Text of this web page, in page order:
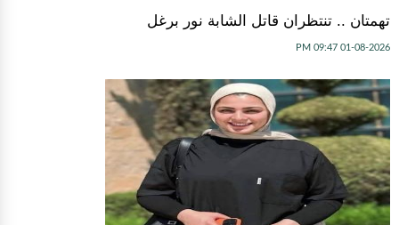
تهمتان .. تنتظران قاتل الشابة نور برغل
01-08-2026 09:47 PM